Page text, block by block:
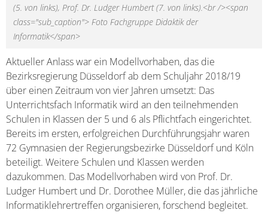
(5. von links), Prof. Dr. Ludger Humbert (7. von links).<br /><span
class="sub_caption"> Foto Fachgruppe Didaktik der
Informatik</span>
Aktueller Anlass war ein Modellvorhaben, das die
Bezirksregierung Düsseldorf ab dem Schuljahr 2018/19
über einen Zeitraum von vier Jahren umsetzt: Das
Unterrichtsfach Informatik wird an den teilnehmenden
Schulen in Klassen der 5 und 6 als Pflichtfach eingerichtet.
Bereits im ersten, erfolgreichen Durchführungsjahr waren
72 Gymnasien der Regierungsbezirke Düsseldorf und Köln
beteiligt. Weitere Schulen und Klassen werden
dazukommen. Das Modellvorhaben wird von Prof. Dr.
Ludger Humbert und Dr. Dorothee Müller, die das jährliche
Informatiklehrertreffen organisieren, forschend begleitet.